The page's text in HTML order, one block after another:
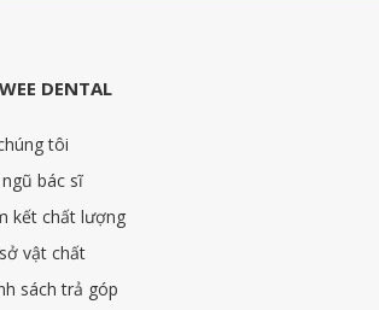
DENTAL
tôi
bác sĩ
kết chất lượng
vật chất
sách trả góp